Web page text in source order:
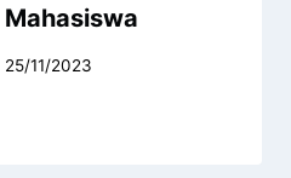
25/11/2023